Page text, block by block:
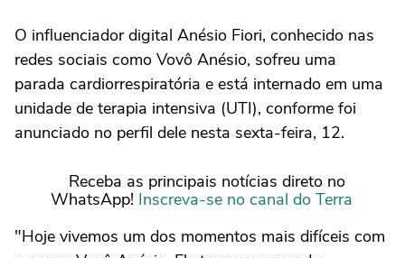
O influenciador digital Anésio Fiori, conhecido nas
redes sociais como Vovô Anésio, sofreu uma
parada cardiorrespiratória e está internado em uma
unidade de terapia intensiva (UTI), conforme foi
anunciado no perfil dele nesta sexta-feira, 12.
Receba as principais notícias direto no
WhatsApp! Inscreva-se no canal do Terra
"Hoje vivemos um dos momentos mais difíceis com